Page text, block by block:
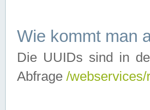
Wie kommt man
Die UUIDs sind in
Abfrage /